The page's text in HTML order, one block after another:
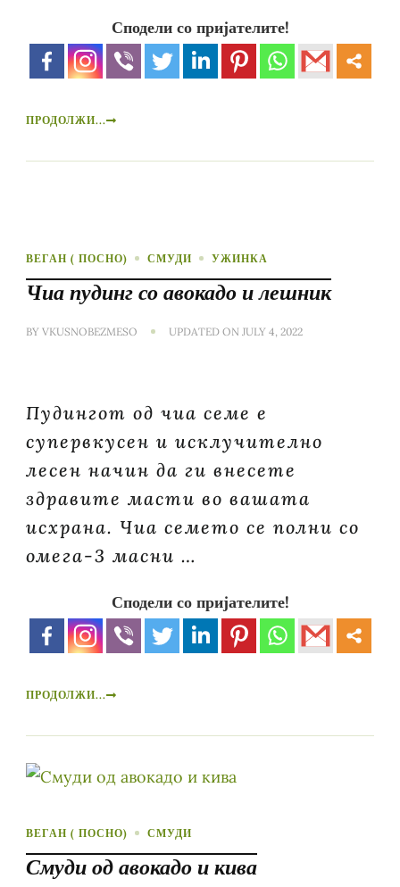
Сподели со пријателите!
ПРОДОЛЖИ...
ВЕГАН ( ПОСНО) СМУДИ УЖИНКА
Чиа пудинг со авокадо и лешник
BY VKUSNOBEZMESO UPDATED ON JULY 4, 2022
Пудингот од чиа семе е
супервкусен и исклучително
лесен начин да ги внесете
здравите масти во вашата
исхрана. Чиа семето се полни со
омега-3 масни …
Сподели со пријателите!
ПРОДОЛЖИ...
ВЕГАН ( ПОСНО) СМУДИ
Смуди од авокадо и кива